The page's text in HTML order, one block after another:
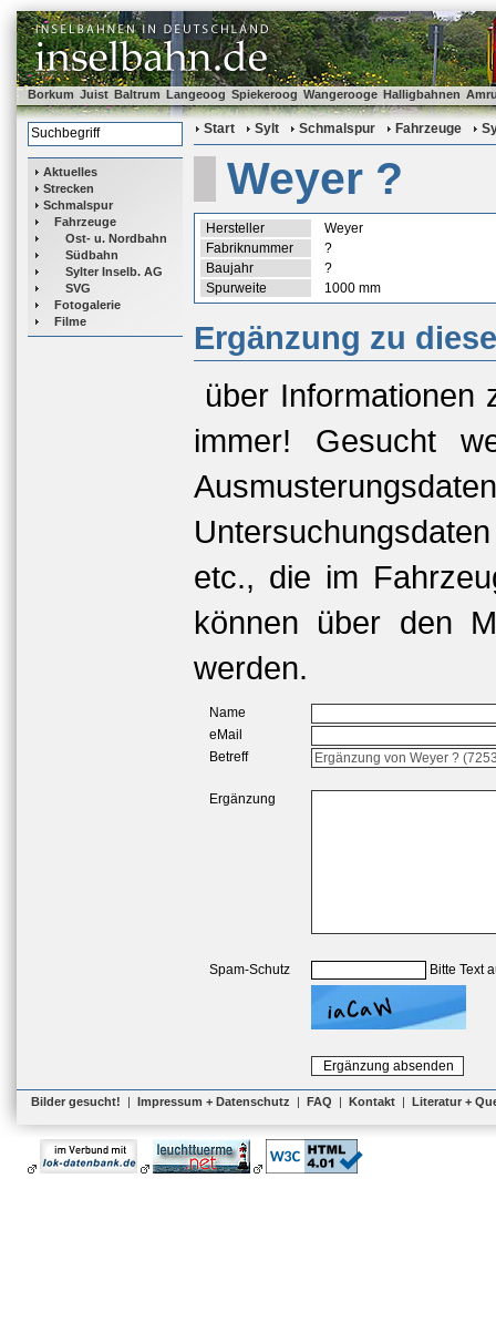
Borkum Juist Baltrum Langeoog Spiekeroog Wangerooge Halligbahnen
Aktuelles
Strecken
Schmalspur
Fahrzeuge
Ost- u. Nordbahn
Südbahn
Sylter Inselb. AG
SVG
Fotogalerie
Filme
Start Sylt Schmalspur Fahrzeuge
Weyer ?
Hersteller
Weyer
Fabriknummer
?
Baujahr
?
Spurweite
1000 mm
Ergänzung zu
über Informationen
immer! Gesucht
etc., die im
können über den
werden.
Name
eMail
Betreff
Ergänzung
Spam-Schutz Bitte Text
Bilder gesucht! | Impressum + Datenschutz | FAQ | Kontakt | Literatur +